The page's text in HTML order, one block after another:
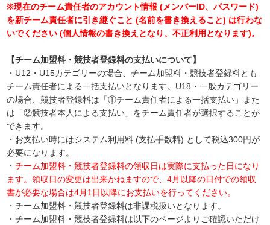
※現在のチーム責任者のアカウント情報 (メンバーID、パスワード)
を新チーム責任者に引き継ぐこと (名前を書き換えること) は行わな
いでください (個人情報の書き換えとなり、不正利用となります)。
【チーム加盟料・競技者登録料の支払いについて】
・U12・U15カテゴリーの場合、チーム加盟料・競技者登録料とも
チーム責任者による一括支払いとなります。U18・一般カテゴリー
の場合、競技者登録料は「①チーム責任者による一括支払い」また
は「②競技者本人による支払い」をチーム責任者が選択することが
できます。
・お支払い時にはシステム利用料 (支払手数料) として税込300円が
必要になります。
・チーム加盟料・競技者登録料の領収日は実際に支払った日になり
ます。領収日の変更は出来かねますので、4月以降の日付での領収
書が必要な場合は4月1日以降にお支払いを行ってください。
・チーム加盟料・競技者登録料は非課税扱いとなります。
・チーム加盟料・競技者登録料は以下のページよりご確認いただけ